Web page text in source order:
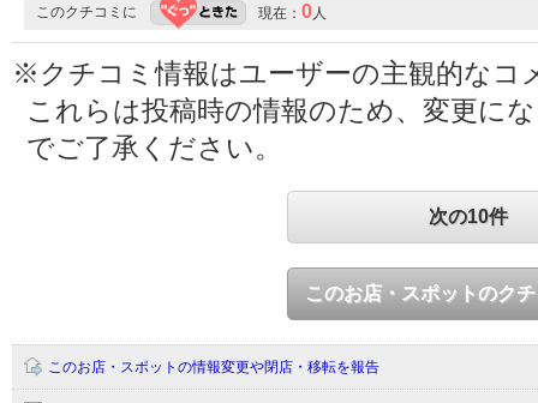
このクチコミに 現在： 0人
※クチコミ情報はユーザーの主観的なコ
これらは投稿時の情報のため、変更に
でご了承ください。
次の10件
このお店・スポットのク
このお店・スポットの情報変更や閉店・移転を報告